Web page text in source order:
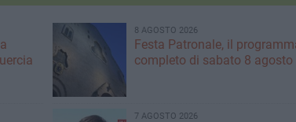
8 AGOSTO 2026
Festa Patronale, il
completo di sabato 8 agosto
7 AGOSTO 2026